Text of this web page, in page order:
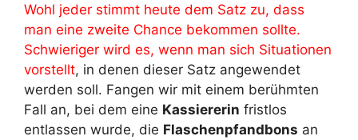
Wohl jeder stimmt heute dem Satz zu, dass
man eine zweite Chance bekommen sollte.
Schwieriger wird es, wenn man sich Situationen
vorstellt, in denen dieser Satz angewendet
werden soll. Fangen wir mit einem berühmten
Fall an, bei dem eine Kassiererin fristlos
entlassen wurde, die Flaschenpfandbons an